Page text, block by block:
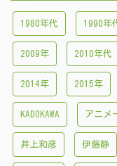
1980年代 1990年
2009年 2010年代
2014年 2015年
KADOKAWA アニメ
井上和彦 伊藤静